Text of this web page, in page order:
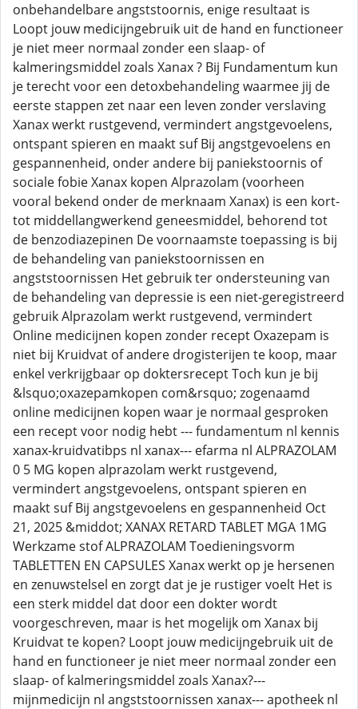
onbehandelbare angststoornis, enige resultaat is
Loopt jouw medicijngebruik uit de hand en functioneer
je niet meer normaal zonder een slaap- of
kalmeringsmiddel zoals Xanax ? Bij Fundamentum kun
je terecht voor een detoxbehandeling waarmee jij de
eerste stappen zet naar een leven zonder verslaving
Xanax werkt rustgevend, vermindert angstgevoelens,
ontspant spieren en maakt suf Bij angstgevoelens en
gespannenheid, onder andere bij paniekstoornis of
sociale fobie Xanax kopen Alprazolam (voorheen
vooral bekend onder de merknaam Xanax) is een kort-
tot middellangwerkend geneesmiddel, behorend tot
de benzodiazepinen De voornaamste toepassing is bij
de behandeling van paniekstoornissen en
angststoornissen Het gebruik ter ondersteuning van
de behandeling van depressie is een niet-geregistreerd
gebruik Alprazolam werkt rustgevend, vermindert
Online medicijnen kopen zonder recept Oxazepam is
niet bij Kruidvat of andere drogisterijen te koop, maar
enkel verkrijgbaar op doktersrecept Toch kun je bij
&lsquo;oxazepamkopen com&rsquo; zogenaamd
online medicijnen kopen waar je normaal gesproken
een recept voor nodig hebt --- fundamentum nl kennis
xanax-kruidvatibps nl xanax--- efarma nl ALPRAZOLAM
0 5 MG kopen alprazolam werkt rustgevend,
vermindert angstgevoelens, ontspant spieren en
maakt suf Bij angstgevoelens en gespannenheid Oct
21, 2025 &middot; XANAX RETARD TABLET MGA 1MG
Werkzame stof ALPRAZOLAM Toedieningsvorm
TABLETTEN EN CAPSULES Xanax werkt op je hersenen
en zenuwstelsel en zorgt dat je je rustiger voelt Het is
een sterk middel dat door een dokter wordt
voorgeschreven, maar is het mogelijk om Xanax bij
Kruidvat te kopen? Loopt jouw medicijngebruik uit de
hand en functioneer je niet meer normaal zonder een
slaap- of kalmeringsmiddel zoals Xanax?---
mijnmedicijn nl angststoornissen xanax--- apotheek nl